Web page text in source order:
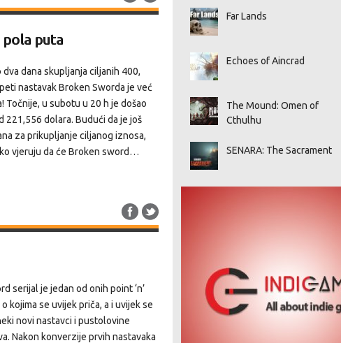
pola puta
dva dana skupljanja ciljanih 400,
nastavak Broken Sworda je već
Točnije, u subotu u 20 h je došao
221,556 dolara. Budući da je još
za prikupljanje ciljanog iznosa,
vjeruju da će Broken sword…
serijal je jedan od onih point ‘n’
kojima se uvijek priča, a i uvijek se
novi nastavci i pustolovine
Nakon konverzije prvih nastavaka
Far Lands
Echoes of Aincrad
The Mound: Omen of
Cthulhu
SENARA: The Sacrament